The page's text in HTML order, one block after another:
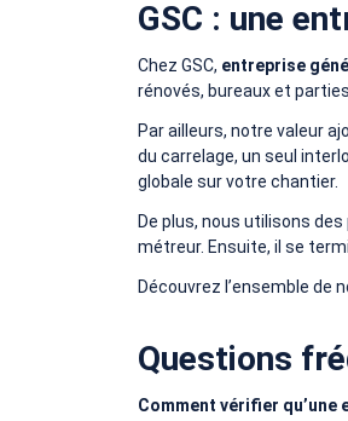
GSC : une
Chez GSC, entreprise
rénovés, bureaux et
Par ailleurs, notre valeur
du carrelage, un seul
globale sur votre chantier.
De plus, nous utilisons
métreur. Ensuite, il se
Découvrez l’ensemble de
Questions
Comment vérifier qu’une